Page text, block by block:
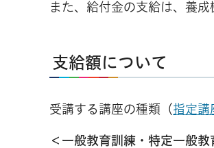
また、給付金の支給は、養成
支給額について
受講する講座の種類（指定講
＜一般教育訓練・特定一般